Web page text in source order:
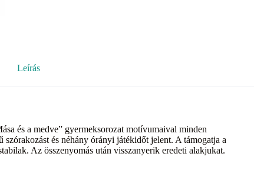
Leírás
és a medve” gyermeksorozat motívumaival minden
és néhány órányi játékidőt jelent. A támogatja a
Az összenyomás után visszanyerik eredeti alakjukat.